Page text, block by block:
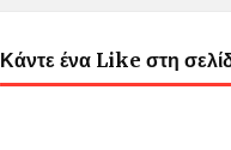
Κάντε ένα Like στη